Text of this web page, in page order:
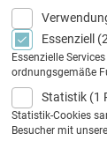
Essenziell
Essenzielle
ordnungsgemäße
Statistik (1
Statistik-Cookies
Besucher mit